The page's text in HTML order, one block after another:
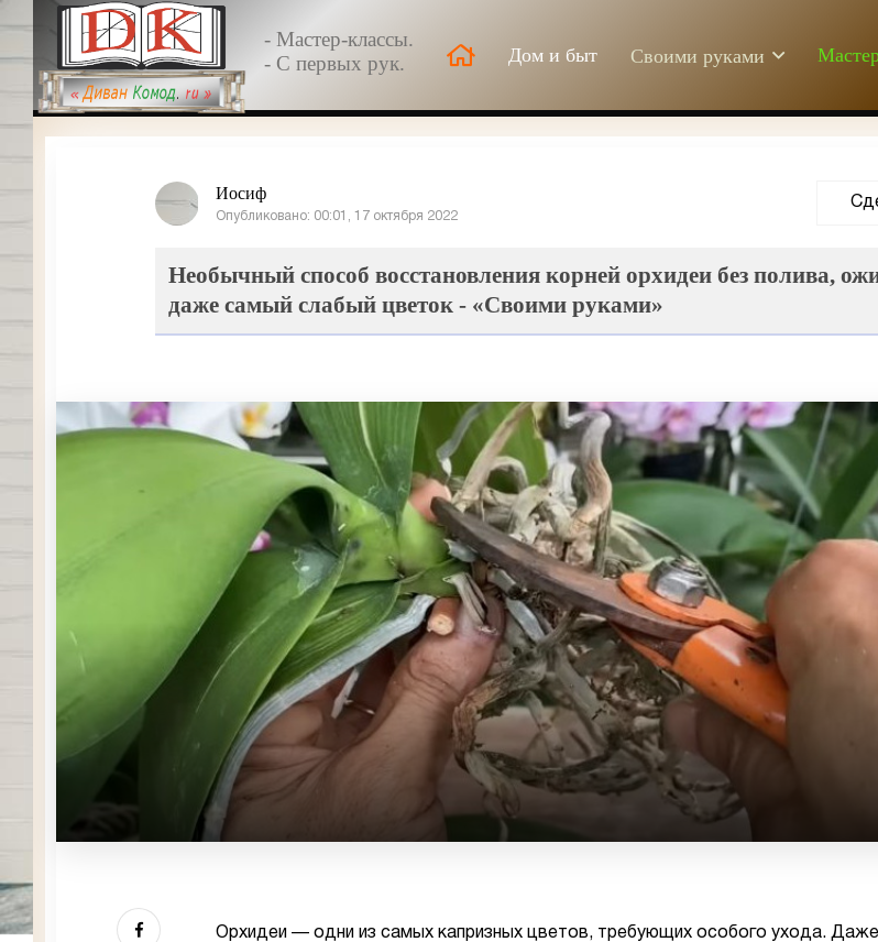
- Мастер-классы.
- С первых рук.
Дом и быт Своими руками
Иосиф
Опубликовано: 00:01, 17 октября 2022
Необычный способ восстановления корней орхидеи без полива,
даже самый слабый цветок - «Своими руками»
Орхидеи — одни из самых капризных цветов, требующих особого ухода.